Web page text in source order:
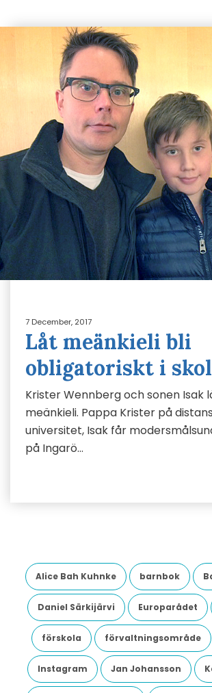
7 December, 2017
Låt meänkieli bli
obligatoriskt i
Krister Wennberg och sonen Isak
meänkieli. Pappa Krister på
universitet, Isak får
på Ingarö…
Alice Bah Kuhnke barnbok
Daniel Särkijärvi Europarådet
förskola förvaltningsområde
Instagram Jan Johansson